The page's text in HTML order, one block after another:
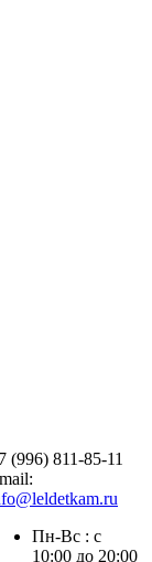
(996) 811-85-11
Пн-Вс : с
10:00 до 20:00